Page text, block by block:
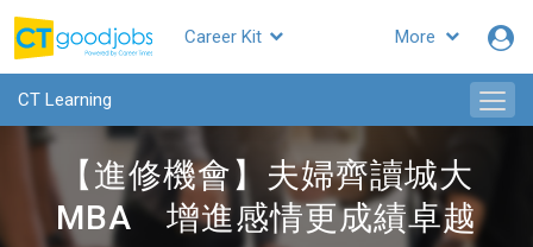
More
CTgoodjobs
Career Kit
CT Learning
【進修機會】夫婦齊讀城大
MBA 增進感情更成績卓越